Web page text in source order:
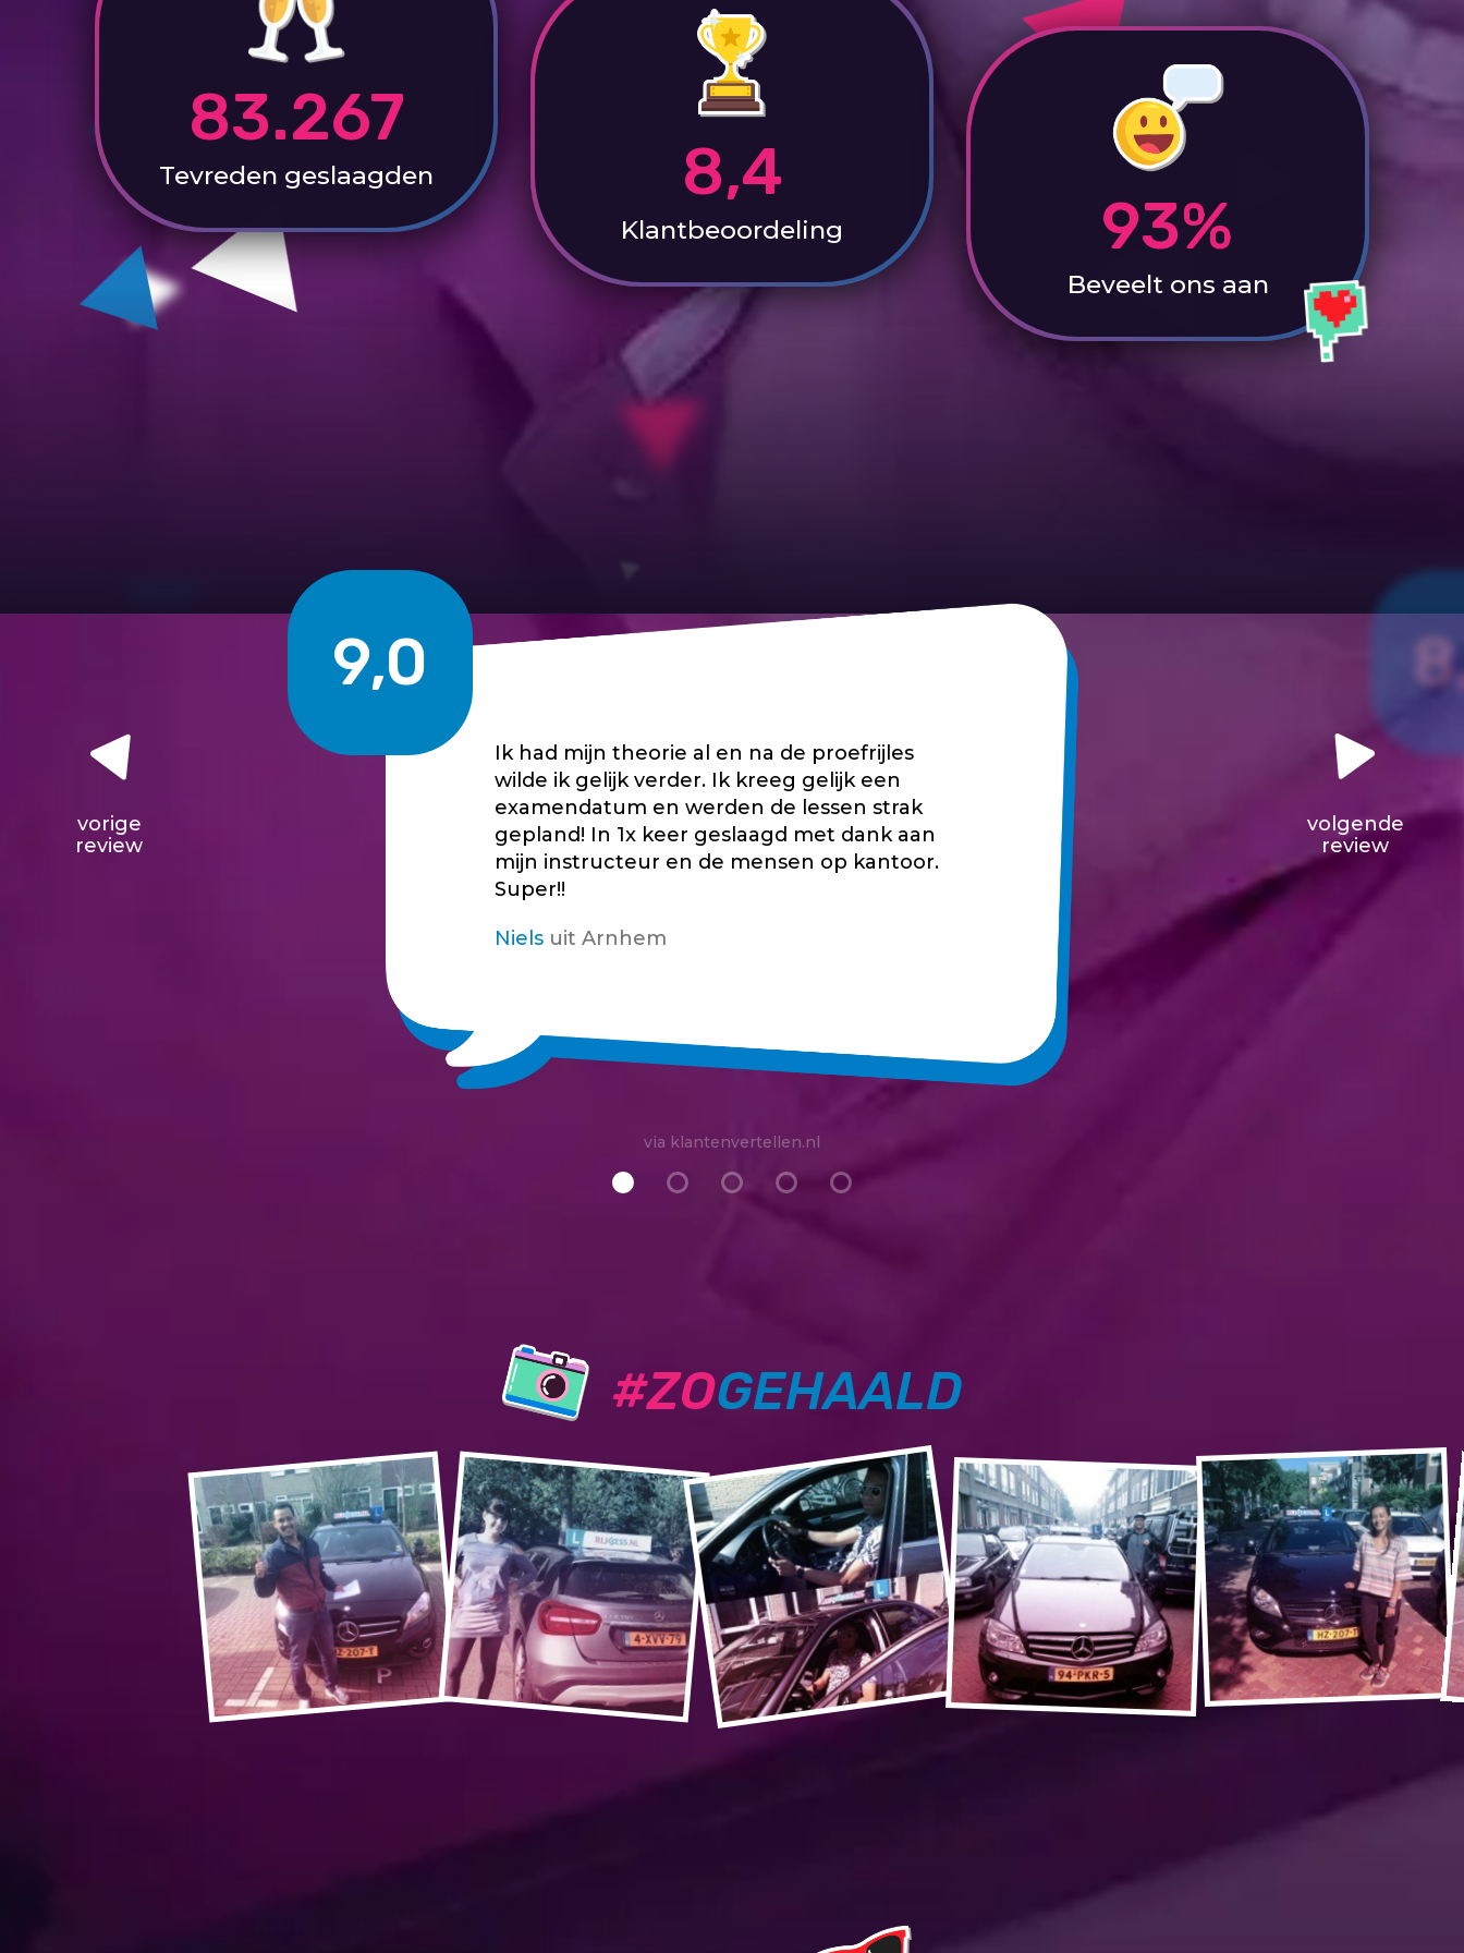
83.267
Tevreden geslaagden 8,4
Klantbeoordeling 93%
Beveelt ons aan
9,0
Ik had mijn theorie al en na de proefrijles
wilde ik gelijk verder. Ik kreeg gelijk een
examendatum en werden de lessen strak
gepland! In 1x keer geslaagd met dank aan
mijn instructeur en de mensen op kantoor.
Super!!
Niels uit Arnhem
vorige
review
volgende
review
via klantenvertellen.nl
#ZOGEHAALD